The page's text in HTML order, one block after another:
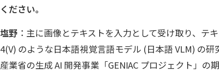
ください。
塩野 ：主に画像とテキストを入力として受け取り、テ
4(V) のような日本語視覚言語モデル (日本語 VLM) の
産業省の生成 AI 開発事業「GENIAC プロジェクト」の